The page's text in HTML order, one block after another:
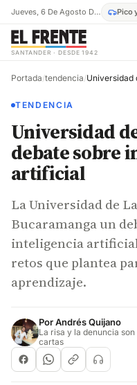
Jueves, 6 De Agosto De 2026 Pico
SANTANDER · DESDE 1942
Portada/tendencia/
TENDENCIA
Universidad
debate sobre
artificial
La Universidad de
Bucaramanga un
inteligencia
retos que plantea
aprendizaje.
PorAndrés Quijano
La risa y la denuncia
cartas